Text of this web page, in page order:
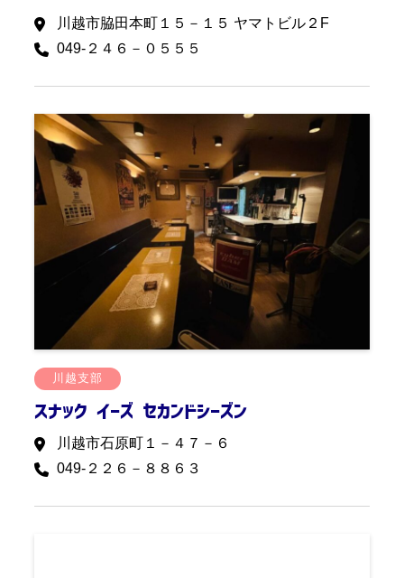
川越市脇田本町１５－１５ ヤマトビル２F
049-２４６－０５５５
川越支部
スナック イーズ セカンドシーズン
川越市石原町１－４７－６
049-２２６－８８６３